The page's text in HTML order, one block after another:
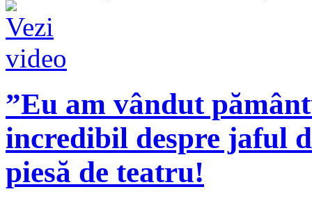
”Eu am vândut
incredibil despre jaful
piesă de teatru!